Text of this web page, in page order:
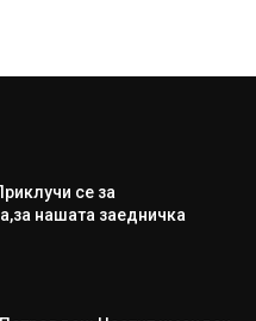
се за
нашата заедничка